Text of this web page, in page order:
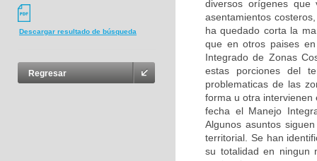
Descargar resultado de búsqueda
Regresar
diversos orígenes que
asentamientos
ha quedado corta la
que en otros paises
Integrado de Zonas
estas porciones del
problematicas de las
forma u otra intervienen
fecha el Manejo
Algunos asuntos
territorial. Se han
su totalidad en ningun